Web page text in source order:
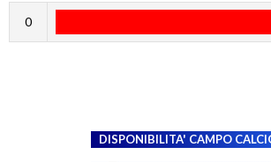
0
DISPONIBILITA' CAMPO